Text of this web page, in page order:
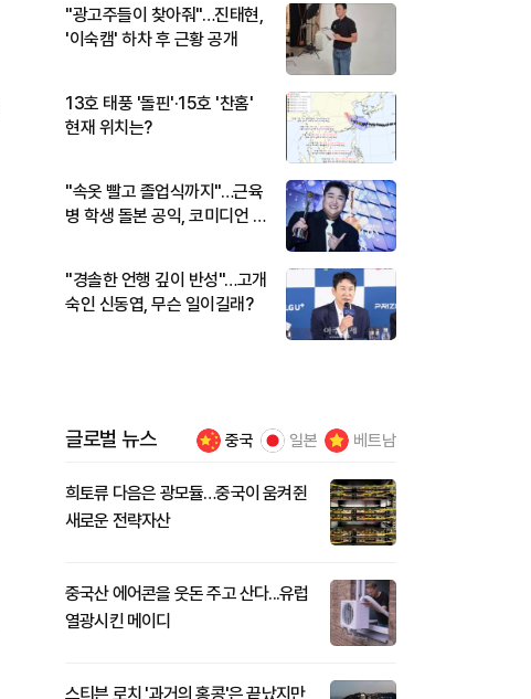
"광고주들이 찾아줘"…진태현,
'이숙캠' 하차 후 근황 공개
13호 태풍 '돌핀'·15호 '찬홈'
현재 위치는?
"속옷 빨고 졸업식까지"…근육
병 학생 돌본 공익, 코미디언 김
"경솔한 언행 깊이 반성"…고개
숙인 신동엽, 무슨 일이길래?
글로벌 뉴스 중국 일본 베트남
희토류 다음은 광모듈…중국이 움켜쥔
새로운 전략자산
중국산 에어콘을 웃돈 주고 산다...유럽
열광시킨 메이디
스티븐 로치 '과거의 홍콩'은 끝났지만